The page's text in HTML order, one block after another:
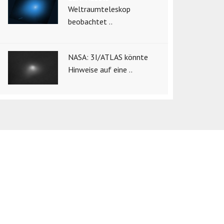
Weltraumteleskop
beobachtet ..
NASA: 3I/ATLAS könnte
Hinweise auf eine ..